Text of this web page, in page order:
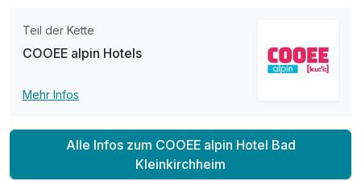
Doppelzimmer zur Einzelnutzung
Teil der Kette
COOEE alpin Hotels
Mehr Infos
Alle Infos zum COOEE alpin Hotel Bad
Kleinkirchheim